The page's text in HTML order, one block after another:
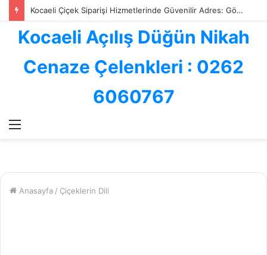
Kocaeli Çiçek Siparişi Hizmetlerinde Güvenilir Adres: Göksallar Çiçekçilik ile Profesyonel Çiçek Gönderimi
Kocaeli Açılış Düğün Nikah
Cenaze Çelenkleri : 0262
6060767
Anasayfa / Çiçeklerin Dili